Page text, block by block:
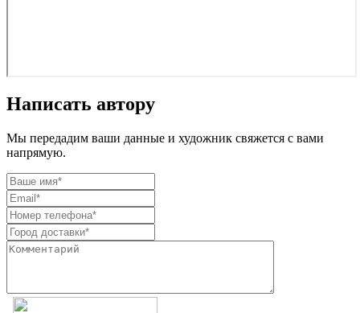
Написать автору
Мы передадим ваши данные и художник свяжется с вами
напрямую.